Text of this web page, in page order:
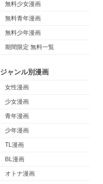
無料少女漫画
無料青年漫画
無料少年漫画
期間限定 無料一覧
ジャンル別漫画
女性漫画
少女漫画
青年漫画
少年漫画
TL漫画
BL漫画
オトナ漫画